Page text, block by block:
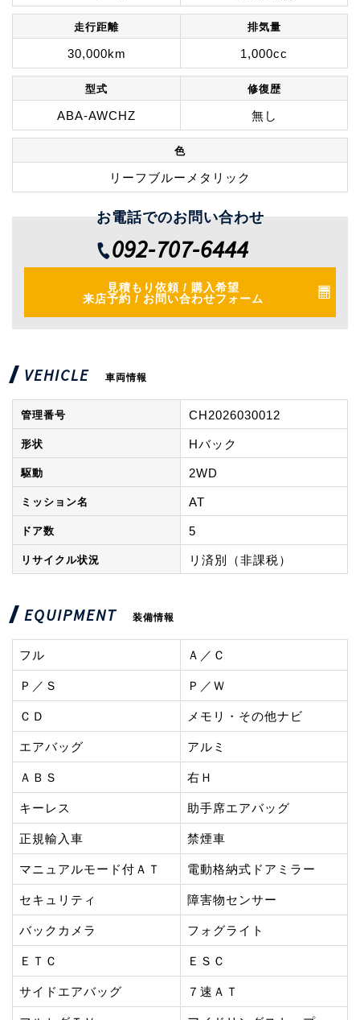
走行距離 排気量
30,000km 1,000cc
型式 修復歴
ABA-AWCHZ 無し
色
リーフブルーメタリック
お電話でのお問い合わせ
092-707-6444
見積もり依頼 / 購入希望
来店予約 / お問い合わせフォーム
VEHICLE 車両情報
管理番号 CH2026030012
形状 Hバック
駆動 2WD
ミッション名 AT
ドア数 5
リサイクル状況 リ済別（非課税）
EQUIPMENT 装備情報
フル Ａ／Ｃ
Ｐ／Ｓ Ｐ／Ｗ
ＣＤ メモリ・その他ナビ
エアバッグ アルミ
ＡＢＳ 右Ｈ
キーレス 助手席エアバッグ
正規輸入車 禁煙車
マニュアルモード付ＡＴ 電動格納式ドアミラー
セキュリティ 障害物センサー
バックカメラ フォグライト
ＥＴＣ ＥＳＣ
サイドエアバッグ ７速ＡＴ